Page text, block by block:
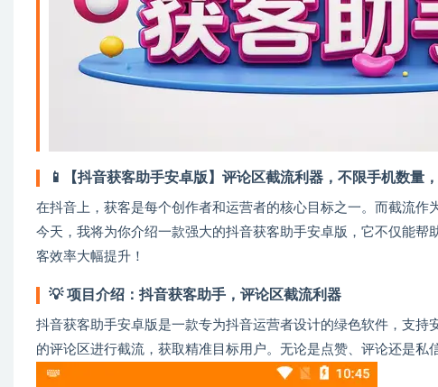
📱【抖音获客助手安卓版】评论区截流利器，不限手机数量
在抖音上，获客是每个创作者和运营者的核心目标之一。而截流作
今天，我将为你介绍一款强大的抖音获客助手安卓版，它不仅能
客效率大幅提升！
💡项目介绍：抖音获客助手，评论区截流利器
抖音获客助手安卓版是一款专为抖音运营者设计的绿色软件，支
的评论区进行截流，获取精准目标用户。无论是点赞、评论还是私